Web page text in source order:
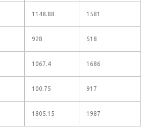
1148.88 1581
928 518
1067.4 1686
100.75 917
1805.15 1987